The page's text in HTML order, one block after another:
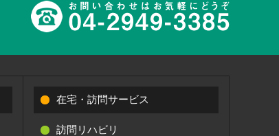
在宅・訪問サービス
訪問リハビリ